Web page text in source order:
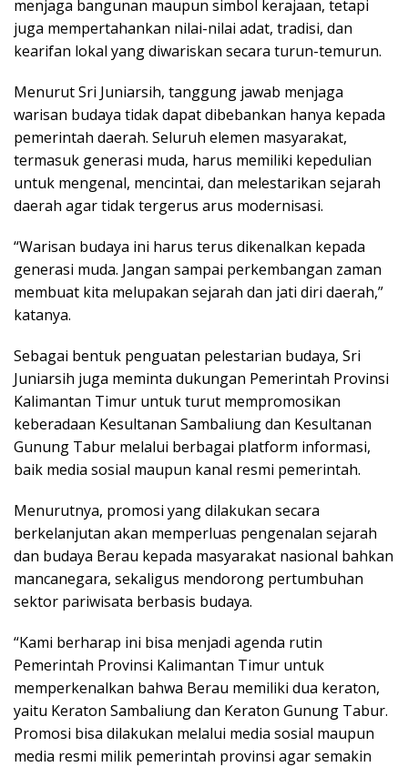
menjaga bangunan maupun simbol kerajaan, tetapi
juga mempertahankan nilai-nilai adat, tradisi, dan
kearifan lokal yang diwariskan secara turun-temurun.
Menurut Sri Juniarsih, tanggung jawab menjaga
warisan budaya tidak dapat dibebankan hanya kepada
pemerintah daerah. Seluruh elemen masyarakat,
termasuk generasi muda, harus memiliki kepedulian
untuk mengenal, mencintai, dan melestarikan sejarah
daerah agar tidak tergerus arus modernisasi.
“Warisan budaya ini harus terus dikenalkan kepada
generasi muda. Jangan sampai perkembangan zaman
membuat kita melupakan sejarah dan jati diri daerah,”
katanya.
Sebagai bentuk penguatan pelestarian budaya, Sri
Juniarsih juga meminta dukungan Pemerintah Provinsi
Kalimantan Timur untuk turut mempromosikan
keberadaan Kesultanan Sambaliung dan Kesultanan
Gunung Tabur melalui berbagai platform informasi,
baik media sosial maupun kanal resmi pemerintah.
Menurutnya, promosi yang dilakukan secara
berkelanjutan akan memperluas pengenalan sejarah
dan budaya Berau kepada masyarakat nasional bahkan
mancanegara, sekaligus mendorong pertumbuhan
sektor pariwisata berbasis budaya.
“Kami berharap ini bisa menjadi agenda rutin
Pemerintah Provinsi Kalimantan Timur untuk
memperkenalkan bahwa Berau memiliki dua keraton,
yaitu Keraton Sambaliung dan Keraton Gunung Tabur.
Promosi bisa dilakukan melalui media sosial maupun
media resmi milik pemerintah provinsi agar semakin